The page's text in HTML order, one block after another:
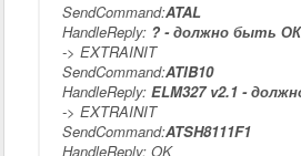
SendCommand:ATAL
HandleReply: ? - должно быть ОК
-> EXTRAINIT
SendCommand:ATIB10
HandleReply: ELM327 v2.1 -
-> EXTRAINIT
SendCommand:ATSH8111F1
HandleReply: OK